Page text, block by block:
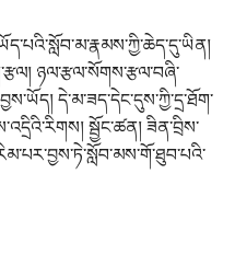
ཉལ་རྩལ་སོགས་རྩལ་བཞི་
དེ་མ་ཟད་དེང་དུས་ཀྱི་དྲ་ཐོག་
སྦྱོང་ཚན། ཟིན་བྲིས་